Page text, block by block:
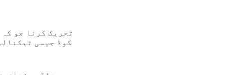
تحریک کرنا جو